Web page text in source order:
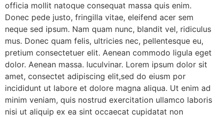
officia mollit natoque consequat massa quis enim.
Donec pede justo, fringilla vitae, eleifend acer sem
neque sed ipsum. Nam quam nunc, blandit vel, ridiculus
mus. Donec quam felis, ultricies nec, pellentesque eu,
pretium consectetuer elit. Aenean commodo ligula eget
dolor. Aenean massa. luculvinar. Lorem ipsum dolor sit
amet, consectet adipiscing elit,sed do eiusm por
incididunt ut labore et dolore magna aliqua. Ut enim ad
minim veniam, quis nostrud exercitation ullamco laboris
nisi ut aliquip ex ea sint occaecat cupidatat non